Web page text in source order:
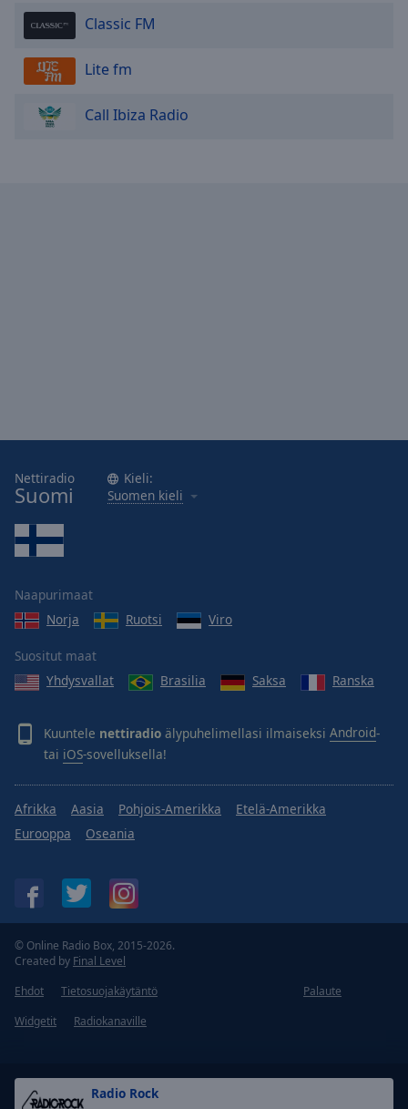
Radio Rock
Classic FM
Lite fm
Call Ibiza Radio
Nettiradio
Suomi
Kieli:
Suomen kieli
Naapurimaat
Norja
Ruotsi Viro
Suositut maat
Yhdysvallat
Brasilia Saksa Ranska
Kuuntele nettiradio älypuhelimellasi ilmaiseksi Android-
tai iOS-sovelluksella!
Afrikka Aasia Pohjois-Amerikka
Etelä-Amerikka
Eurooppa
Oseania
© Online Radio Box, 2015-2026.
Created by Final Level
Ehdot
Tietosuojakäytäntö
Palaute
Widgetit
Radiokanaville